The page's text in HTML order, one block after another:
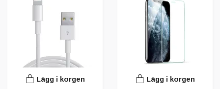
Lägg i korgen Lägg i korgen